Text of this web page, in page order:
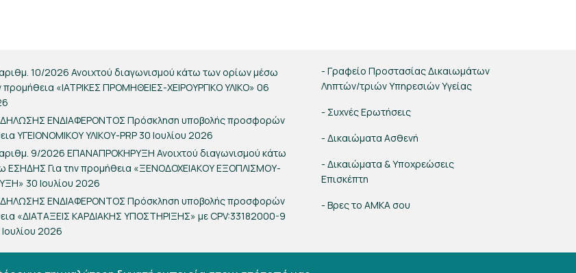
10/2026 Ανοιχτού διαγωνισμού κάτω των ορίων μέσω
«ΙΑΤΡΙΚΕΣ ΠΡΟΜΗΘΕΙΕΣ-ΧΕΙΡΟΥΡΓΙΚΟ ΥΛΙΚΟ» 06
ΕΝΔΙΑΦΕΡΟΝΤΟΣ Πρόσκληση υποβολής προσφορών
ΥΓΕΙΟΝΟΜΙΚΟΥ ΥΛΙΚΟΥ-PRP 30 Ιουλίου 2026
9/2026 ΕΠΑΝΑΠΡΟΚΗΡΥΞΗ Ανοιχτού διαγωνισμού κάτω
ΕΣΗΔΗΣ Για την προμήθεια «ΞΕΝΟΔΟΧΕΙΑΚΟΥ ΕΞΟΠΛΙΣΜΟΥ-
30 Ιουλίου 2026
ΕΝΔΙΑΦΕΡΟΝΤΟΣ Πρόσκληση υποβολής προσφορών
«ΔΙΑΤΑΞΕΙΣ ΚΑΡΔΙΑΚΗΣ ΥΠΟΣΤΗΡΙΞΗΣ» με CPV:33182000-9
2026
- Γραφείο Προστασίας Δικαιωμάτων
Ληπτών/τριών Υπηρεσιών Υγείας
- Συχνές Ερωτήσεις
- Δικαιώματα Ασθενή
- Δικαιώματα & Υποχρεώσεις
Επισκέπτη
- Βρες το ΑΜΚΑ σου